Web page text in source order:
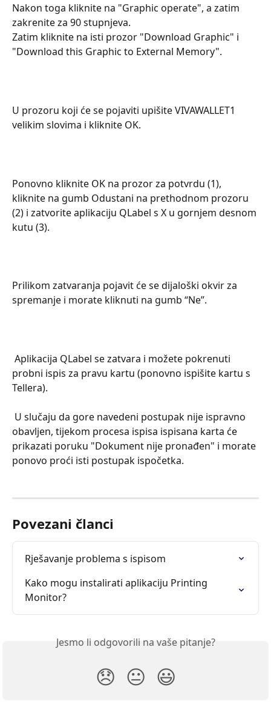
Nakon toga kliknite na "Graphic operate", a zatim
zakrenite za 90 stupnjeva.
Zatim kliknite na isti prozor "Download Graphic" i
"Download this Graphic to External Memory".
U prozoru koji će se pojaviti upišite VIVAWALLET1
velikim slovima i kliknite OK.
Ponovno kliknite OK na prozor za potvrdu (1),
kliknite na gumb Odustani na prethodnom prozoru
(2) i zatvorite aplikaciju QLabel s X u gornjem desnom
kutu (3).
Prilikom zatvaranja pojavit će se dijaloški okvir za
spremanje i morate kliknuti na gumb “Ne”.
probni ispis za pravu kartu (ponovno ispišite kartu s
Tellera).
obavljen, tijekom procesa ispisa ispisana karta će
prikazati poruku "Dokument nije pronađen" i morate
ponovo proći isti postupak ispočetka.
Povezani članci
Rješavanje problema s ispisom
Kako mogu instalirati aplikaciju Printing
Monitor?
Jesmo li odgovorili na vaše pitanje?
😞 😐 😃